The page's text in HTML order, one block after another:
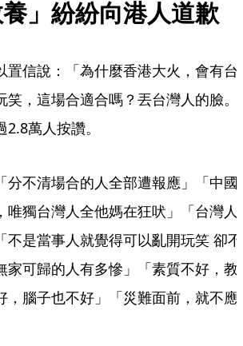
」紛紛向港人道歉
置信說：「為什麼香港大火，會有台
笑，這場合適合嗎？丟台灣人的臉。
萬人按讚。
分不清場合的人全部遭報應」「中國
唯獨台灣人全他媽在狂吠」「台灣人
不是當事人就覺得可以亂開玩笑 卻不
家可歸的人有多慘」「素質不好，教
，腦子也不好」「災難面前，就不應